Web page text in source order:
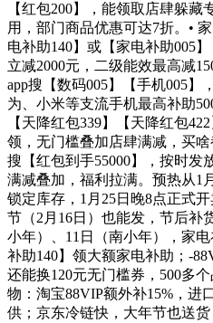
【红包200】，能领取店肆躲藏
用，部门商品优惠可达7折。•
电补助140】或【家电补助005
立减2000元，二级能效最高减
app搜【数码005】【手机005】
为、小米等支流手机最高补助
【天降红包339】【天降红包
领，无门槛叠加店肆满减，买
搜【红包到手55000】，按时发
满减叠加，福利拉满。预热从1
锁定库存，1月25日晚8点正式
节（2月16日）也能发，节后补
小年）、11日（南小年），家
补助140】领大额家电补助；-
还能换120元无门槛券，500多
物：淘宝88VIP额外补15%，进
供；京东冷链快，大年节也送